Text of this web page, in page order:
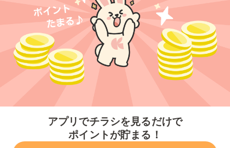
アプリでチラシを見るだけで
ポイントが貯まる！